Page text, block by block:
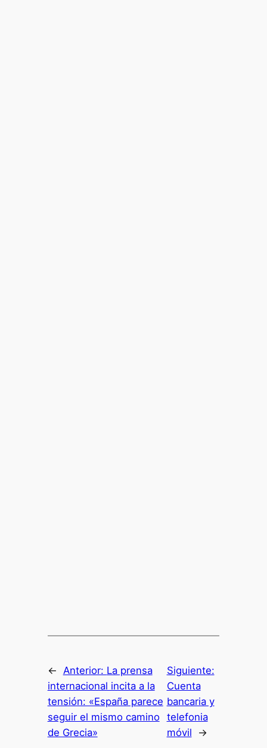
← Anterior: La prensa
internacional incita a la
tensión: «España parece
seguir el mismo camino
de Grecia»
Siguiente:
Cuenta
bancaria y
telefonia
móvil
→